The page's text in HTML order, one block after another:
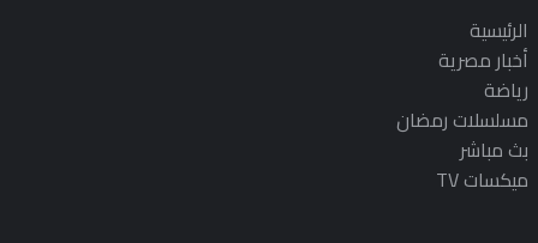
الرئيسية
أخبار مصرية
رياضة
مسلسلات رمضان
بث مباشر
ميكسات TV